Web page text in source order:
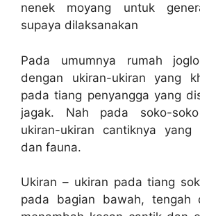
nenek moyang untuk
supaya dilaksanakan
Pada umumnya rumah
dengan ukiran-ukiran yang
pada tiang penyangga yang
jagak. Nah pada soko-
ukiran-ukiran cantiknya yang
dan fauna.
Ukiran – ukiran pada tiang
pada bagian bawah, tengah